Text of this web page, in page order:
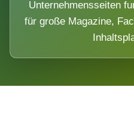
Unternehmensseiten
für große Magazine,